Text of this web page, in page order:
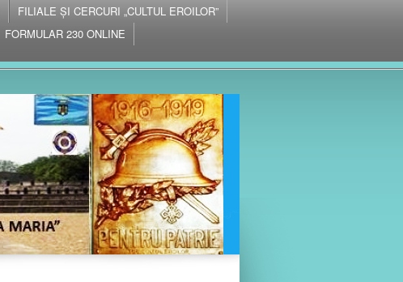
FILIALE ȘI CERCURI „CULTUL EROILOR”
FORMULAR 230 ONLINE